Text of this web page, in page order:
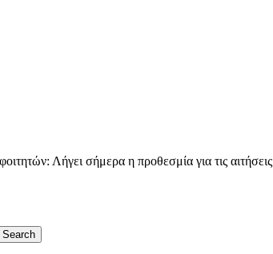
Λήγει σήμερα η προθεσμία για τις αιτήσεις